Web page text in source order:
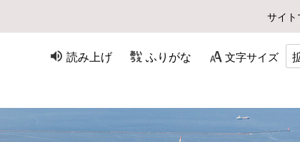
サイ
読み上げ ふりがな 文字サイズ